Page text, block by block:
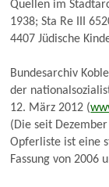
Quellen im
1938; Sta Re III
4407 Jüdische
Bundesarchiv
der
12. März 2012 (
(Die seit
Opferliste ist eine
Fassung von 2006